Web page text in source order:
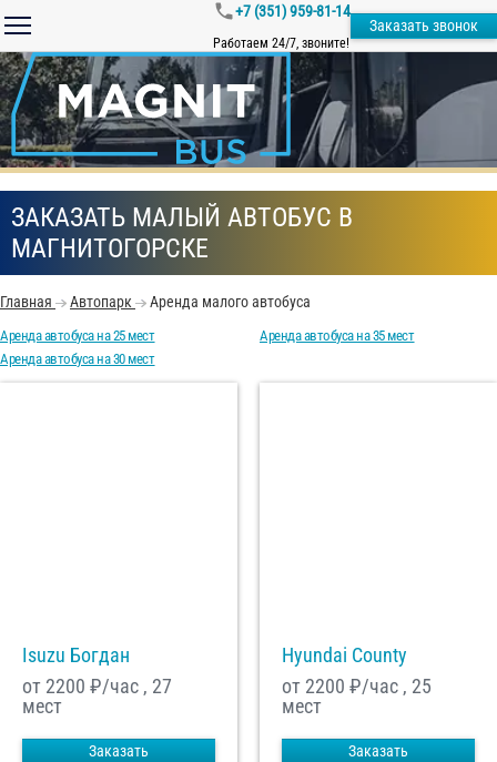
+7 (351) 959-81-14
Работаем 24/7, звоните!
Заказать звонок
ЗАКАЗАТЬ МАЛЫЙ АВТОБУС В
МАГНИТОГОРСКЕ
Главная Автопарк Аренда малого автобуса
Аренда автобуса на 25 мест
Аренда автобуса на 35 мест
Аренда автобуса на 30 мест
Isuzu Богдан
от 2200 ₽/час , 27
мест
Заказать
Hyundai County
от 2200 ₽/час , 25
мест
Заказать